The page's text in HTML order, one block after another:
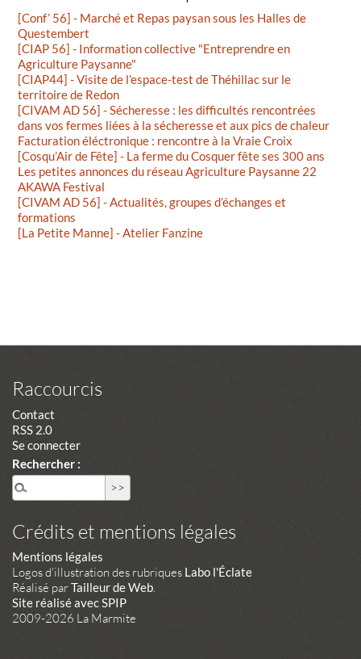
[Conf’ 56] - Marché et Repas paysan sous les Halles de
Questembert
[CIAP 56] - Information collective "Entreprendre en
Agriculture Paysanne"
[CIAP44] - Visite de l’espace-test de Théhillac sur le
territoire de Redon
[CIVAM AD 56] - Sécheresse : les difficultés rencontrées
dans vos fermes liées à la sécheresse et aux pics de chaleur
Facturation éléctronique : rencontre à la Vraie Croix
[Cosqu’Air de Fête] - La ferme du Cosquer fête ses 300 ans
Les petites annonces du réseau Agriculture Paysanne 22
AKAWA Festival
[CIVAM AD 56] - Actualités, groupes d’échanges et
formations
[La Petite Manne] - Atelier Fanzine
Raccourcis
Contact
RSS 2.0
Se connecter
Rechercher :
Crédits et mentions légales
Mentions légales
Logos d'illustration des rubriques Labo l'Éclate
Réalisé parTailleur de Web.
Site réalisé avec SPIP
2009-2026 La Marmite